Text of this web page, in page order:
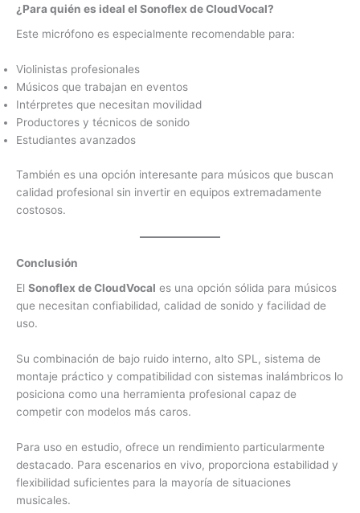
¿Para quién es ideal el Sonoflex de CloudVocal?
Este micrófono es especialmente recomendable para:
Violinistas profesionales
Músicos que trabajan en eventos
Intérpretes que necesitan movilidad
Productores y técnicos de sonido
Estudiantes avanzados
También es una opción interesante para músicos que buscan
calidad profesional sin invertir en equipos extremadamente
costosos.
Conclusión
El Sonoflex de CloudVocal es una opción sólida para músicos
que necesitan confiabilidad, calidad de sonido y facilidad de
uso.
Su combinación de bajo ruido interno, alto SPL, sistema de
montaje práctico y compatibilidad con sistemas inalámbricos lo
posiciona como una herramienta profesional capaz de
competir con modelos más caros.
Para uso en estudio, ofrece un rendimiento particularmente
destacado. Para escenarios en vivo, proporciona estabilidad y
flexibilidad suficientes para la mayoría de situaciones
musicales.